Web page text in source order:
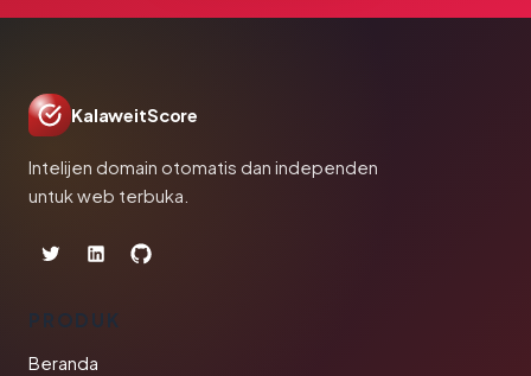
KalaweitScore
Intelijen domain otomatis dan independen
untuk web terbuka.
PRODUK
Beranda